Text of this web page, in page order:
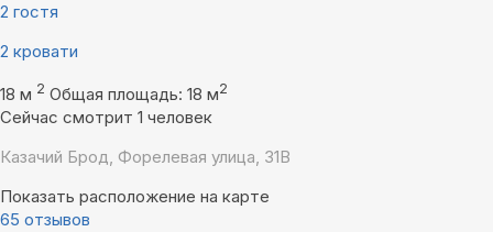
2 гостя
2 кровати
18 м 2 Общая площадь: 18 м2
Сейчас смотрит 1 человек
Казачий Брод, Форелевая улица, 31В
Показать расположение на карте
65 отзывов